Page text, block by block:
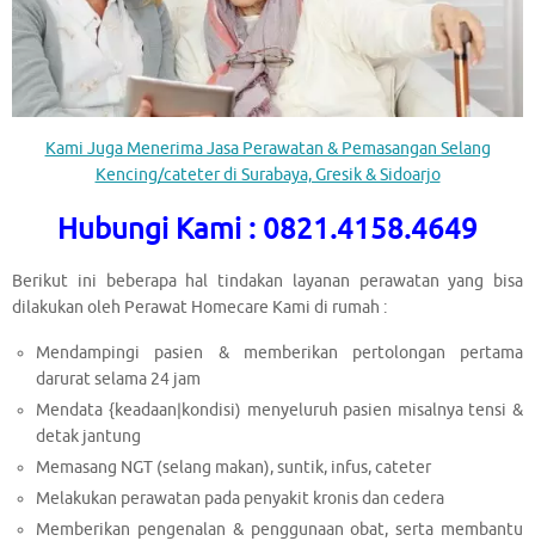
Kami Juga Menerima Jasa Perawatan & Pemasangan Selang
Kencing/cateter di Surabaya, Gresik & Sidoarjo
Hubungi Kami : 0821.4158.4649
Berikut ini beberapa hal tindakan layanan perawatan yang bisa
dilakukan oleh Perawat Homecare Kami di rumah :
Mendampingi pasien & memberikan pertolongan pertama
darurat selama 24 jam
Mendata {keadaan|kondisi) menyeluruh pasien misalnya tensi &
detak jantung
Memasang NGT (selang makan), suntik, infus, cateter
Melakukan perawatan pada penyakit kronis dan cedera
Memberikan pengenalan & penggunaan obat, serta membantu